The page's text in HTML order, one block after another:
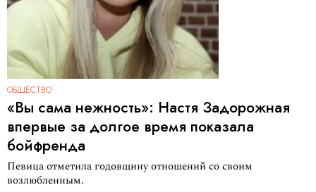
ОБЩЕСТВО
«Вы сама нежность»: Настя Задорожная
впервые за долгое время показала
бойфренда
Певица отметила годовщину отношений со своим
возлюбленным.